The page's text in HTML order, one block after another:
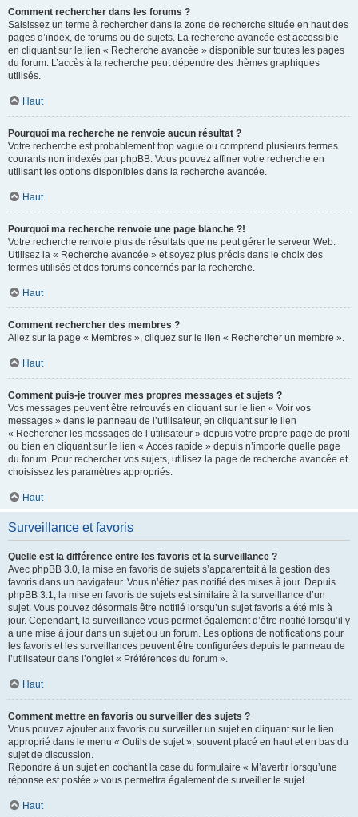
Comment rechercher dans les forums ?
Saisissez un terme à rechercher dans la zone de recherche située en haut des
pages d’index, de forums ou de sujets. La recherche avancée est accessible
en cliquant sur le lien « Recherche avancée » disponible sur toutes les pages
du forum. L’accès à la recherche peut dépendre des thèmes graphiques
utilisés.
Haut
Pourquoi ma recherche ne renvoie aucun résultat ?
Votre recherche est probablement trop vague ou comprend plusieurs termes
courants non indexés par phpBB. Vous pouvez affiner votre recherche en
utilisant les options disponibles dans la recherche avancée.
Haut
Pourquoi ma recherche renvoie une page blanche ?!
Votre recherche renvoie plus de résultats que ne peut gérer le serveur Web.
Utilisez la « Recherche avancée » et soyez plus précis dans le choix des
termes utilisés et des forums concernés par la recherche.
Haut
Comment rechercher des membres ?
Allez sur la page « Membres », cliquez sur le lien « Rechercher un membre ».
Haut
Comment puis-je trouver mes propres messages et sujets ?
Vos messages peuvent être retrouvés en cliquant sur le lien « Voir vos
messages » dans le panneau de l’utilisateur, en cliquant sur le lien
« Rechercher les messages de l’utilisateur » depuis votre propre page de profil
ou bien en cliquant sur le lien « Accès rapide » depuis n’importe quelle page
du forum. Pour rechercher vos sujets, utilisez la page de recherche avancée et
choisissez les paramètres appropriés.
Haut
Surveillance et favoris
Quelle est la différence entre les favoris et la surveillance ?
Avec phpBB 3.0, la mise en favoris de sujets s’apparentait à la gestion des
favoris dans un navigateur. Vous n’étiez pas notifié des mises à jour. Depuis
phpBB 3.1, la mise en favoris de sujets est similaire à la surveillance d’un
sujet. Vous pouvez désormais être notifié lorsqu’un sujet favoris a été mis à
jour. Cependant, la surveillance vous permet également d’être notifié lorsqu’il y
a une mise à jour dans un sujet ou un forum. Les options de notifications pour
les favoris et les surveillances peuvent être configurées depuis le panneau de
l’utilisateur dans l’onglet « Préférences du forum ».
Haut
Comment mettre en favoris ou surveiller des sujets ?
Vous pouvez ajouter aux favoris ou surveiller un sujet en cliquant sur le lien
approprié dans le menu « Outils de sujet », souvent placé en haut et en bas du
sujet de discussion.
Répondre à un sujet en cochant la case du formulaire « M’avertir lorsqu’une
réponse est postée » vous permettra également de surveiller le sujet.
Haut